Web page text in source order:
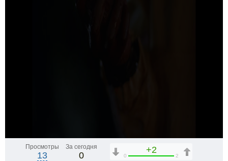
Просмотры
13
За сегодня
0
+2
0 2